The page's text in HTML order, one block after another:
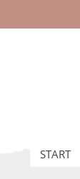
START